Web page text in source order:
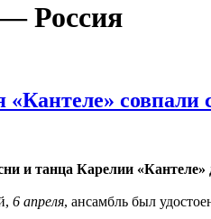
Россия
совпали
и танца Карелии «Кантеле»
6 апреля, ансамбль был